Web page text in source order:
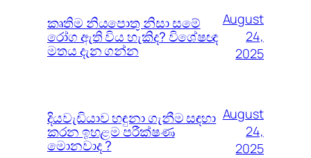
කෘතිම නියපොතු නිසා සමේ
රෝග ඇති විය හැකිද? විශේෂඥ
මතය දැන ගන්න
August
24,
2025
දියවැඩියාව හඳුනා ගැනීම සඳහා
කරන ඉහළම පරීක්ෂණ
මොනවාද ?
August
24,
2025